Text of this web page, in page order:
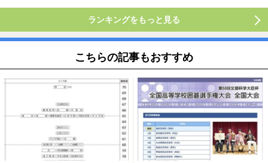
ランキングをもっと見る
こちらの記事もおすすめ